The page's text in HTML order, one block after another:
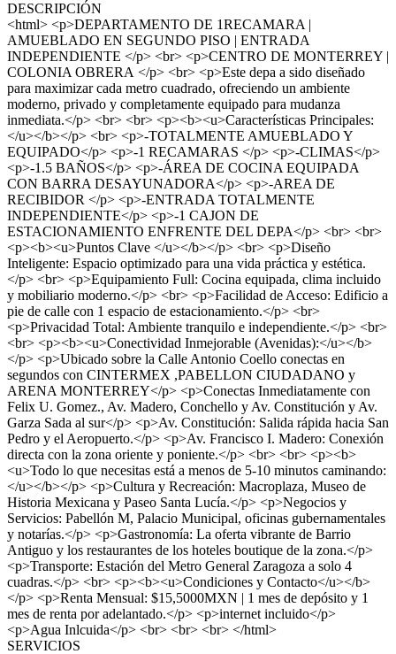
DESCRIPCIÓN
<html> <p>DEPARTAMENTO DE 1RECAMARA |
AMUEBLADO EN SEGUNDO PISO | ENTRADA
INDEPENDIENTE </p> <br> <p>CENTRO DE MONTERREY |
COLONIA OBRERA </p> <br> <p>Este depa a sido diseñado
para maximizar cada metro cuadrado, ofreciendo un ambiente
moderno, privado y completamente equipado para mudanza
inmediata.</p> <br> <br> <p><b><u>Características Principales:
</u></b></p> <br> <p>-TOTALMENTE AMUEBLADO Y
EQUIPADO</p> <p>-1 RECAMARAS </p> <p>-CLIMAS</p>
<p>-1.5 BAÑOS</p> <p>-ÁREA DE COCINA EQUIPADA
CON BARRA DESAYUNADORA</p> <p>-AREA DE
RECIBIDOR </p> <p>-ENTRADA TOTALMENTE
INDEPENDIENTE</p> <p>-1 CAJON DE
ESTACIONAMIENTO ENFRENTE DEL DEPA</p> <br> <br>
<p><b><u>Puntos Clave </u></b></p> <br> <p>Diseño
Inteligente: Espacio optimizado para una vida práctica y estética.
</p> <br> <p>Equipamiento Full: Cocina equipada, clima incluido
y mobiliario moderno.</p> <br> <p>Facilidad de Acceso: Edificio a
pie de calle con 1 espacio de estacionamiento.</p> <br>
<p>Privacidad Total: Ambiente tranquilo e independiente.</p> <br>
<br> <p><b><u>Conectividad Inmejorable (Avenidas):</u></b>
</p> <p>Ubicado sobre la Calle Antonio Coello conectas en
segundos con CINTERMEX ,PABELLON CIUDADANO y
ARENA MONTERREY</p> <p>Conectas Inmediatamente con
Felix U. Gomez., Av. Madero, Conchello y Av. Constitución y Av.
Garza Sada al sur</p> <p>Av. Constitución: Salida rápida hacia San
Pedro y el Aeropuerto.</p> <p>Av. Francisco I. Madero: Conexión
directa con la zona oriente y poniente.</p> <br> <br> <p><b>
<u>Todo lo que necesitas está a menos de 5-10 minutos caminando:
</u></b></p> <p>Cultura y Recreación: Macroplaza, Museo de
Historia Mexicana y Paseo Santa Lucía.</p> <p>Negocios y
Servicios: Pabellón M, Palacio Municipal, oficinas gubernamentales
y notarías.</p> <p>Gastronomía: La oferta vibrante de Barrio
Antiguo y los restaurantes de los hoteles boutique de la zona.</p>
<p>Transporte: Estación del Metro General Zaragoza a solo 4
cuadras.</p> <br> <p><b><u>Condiciones y Contacto</u></b>
</p> <p>Renta Mensual: $15,5000MXN | 1 mes de depósito y 1
mes de renta por adelantado.</p> <p>internet incluido</p>
<p>Agua Inlcuida</p> <br> <br> <br> </html>
SERVICIOS